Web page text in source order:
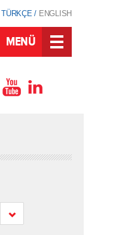
TÜRKÇE/ ENGLISH
MENÜ